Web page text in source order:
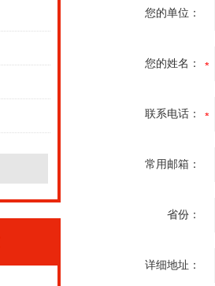
您的单位：
您的姓名：
联系电话：
常用邮箱：
省份：
详细地址：